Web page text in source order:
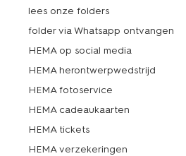
lees onze folders
folder via Whatsapp ontvangen
HEMA op social media
HEMA herontwerpwedstrijd
HEMA fotoservice
HEMA cadeaukaarten
HEMA tickets
HEMA verzekeringen